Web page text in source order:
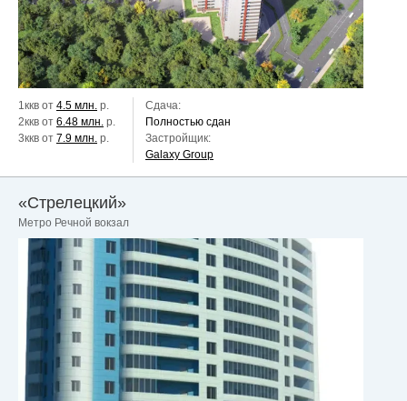
1ккв от 4.5 млн. р.
2ккв от 6.48 млн. р.
3ккв от 7.9 млн. р.
Сдача:
Полностью сдан
Застройщик:
Galaxy Group
«Стрелецкий»
Метро Речной вокзал